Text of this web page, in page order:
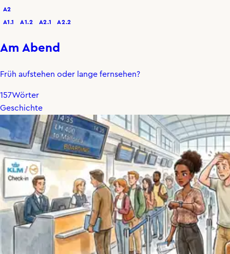
A2
A1.1 A1.2 A2.1 A2.2
Am Abend
Früh aufstehen oder lange fernsehen?
157Wörter
Geschichte